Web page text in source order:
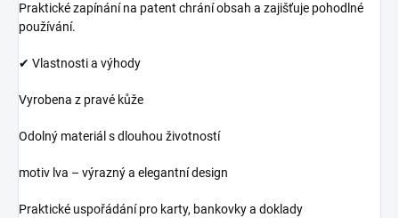
Praktické zapínání na patent chrání obsah a zajišťuje pohodlné
používání.
✔ Vlastnosti a výhody
Vyrobena z pravé kůže
Odolný materiál s dlouhou životností
motiv lva – výrazný a elegantní design
Praktické uspořádání pro karty, bankovky a doklady